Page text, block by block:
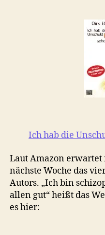
Ich hab die
Laut Amazon
nächste Woche das
Autors. „Ich bin
allen gut“ heißt das
es hier: